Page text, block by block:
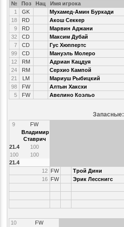
№ Поз Нац Имя игрока
1
GK Мухамед-Амин Буркади
18
RD Акош Секкер
9
RD Марвин Аджани
32
CD Максим Дубай
7
CD Гус Хюппертс
99
CD Мануэль Молеро
12
RM Адриан Кацдуя
24
RM Серхио Кампой
21
LM Мариуш Рыбицкий
98
FW Алтын Хаксхи
5
FW Авелино Коэльо
Запасные:
9
FW
Владимир
Ставрич
21.4
100
100
100
21.4
12
FW Трой Дини
16
FW Эрик Лесснигс
10
FW